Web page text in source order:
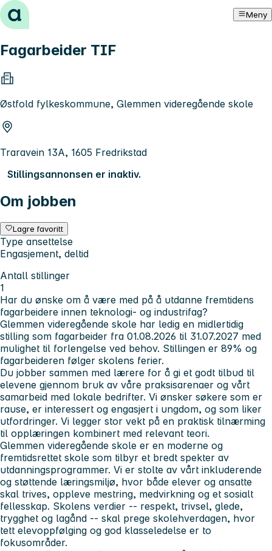
Hopp til innhold Meny
Fagarbeider TIF
Østfold fylkeskommune, Glemmen videregående skole
Traravein 13A, 1605 Fredrikstad
Stillingsannonsen er inaktiv.
Om jobben
Lagre favoritt
Type ansettelse
Engasjement, deltid
Antall stillinger
1
Har du ønske om å være med på å utdanne fremtidens
fagarbeidere innen teknologi- og industrifag?
Glemmen videregående skole har ledig en midlertidig
stilling som fagarbeider fra 01.08.2026 til 31.07.2027 med
mulighet til forlengelse ved behov. Stillingen er 89% og
fagarbeideren følger skolens ferier.
Du jobber sammen med lærere for å gi et godt tilbud til
elevene gjennom bruk av våre praksisarenaer og vårt
samarbeid med lokale bedrifter. Vi ønsker søkere som er
rause, er interessert og engasjert i ungdom, og som liker
utfordringer. Vi legger stor vekt på en praktisk tilnærming
til opplæringen kombinert med relevant teori.
Glemmen videregående skole er en moderne og
fremtidsrettet skole som tilbyr et bredt spekter av
utdanningsprogrammer. Vi er stolte av vårt inkluderende
og støttende læringsmiljø, hvor både elever og ansatte
skal trives, oppleve mestring, medvirkning og et sosialt
fellesskap. Skolens verdier -- respekt, trivsel, glede,
trygghet og lagånd -- skal prege skolehverdagen, hvor
tett elevoppfølging og god klasseledelse er to
fokusområder.